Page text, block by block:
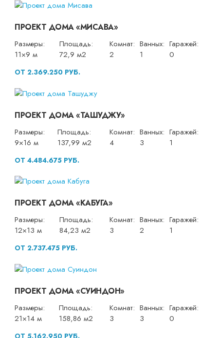
ПРОЕКТ ДОМА «МИСАВА»
Размеры:
11×9 м
Площадь:
72,9 м2
Комнат:
2
Ванных:
1
Гаражей:
0
ОТ 2.369.250 РУБ.
ПРОЕКТ ДОМА «ТАШУДЖУ»
Размеры:
9×16 м
Площадь:
137,99 м2
Комнат:
4
Ванных:
3
Гаражей:
1
ОТ 4.484.675 РУБ.
ПРОЕКТ ДОМА «КАБУГА»
Размеры:
12×13 м
Площадь:
84,23 м2
Комнат:
3
Ванных:
2
Гаражей:
1
ОТ 2.737.475 РУБ.
ПРОЕКТ ДОМА «СУИНДОН»
Размеры:
21×14 м
Площадь:
158,86 м2
Комнат:
3
Ванных:
3
Гаражей:
0
ОТ 5.162.950 РУБ.